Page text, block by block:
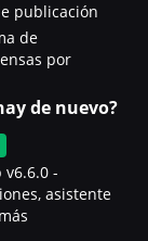
publicación
de
por
de nuevo?
v6.6.0 -
asistente